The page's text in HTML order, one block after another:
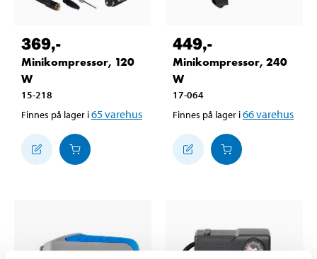
369,-
Minikompressor, 120
W
15-218
Finnes på lager i65varehus
449,-
Minikompressor, 240
W
17-064
Finnes på lager i66varehus